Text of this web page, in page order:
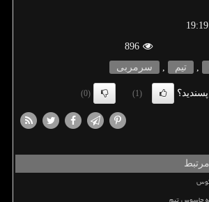
896
, تیم , سرمربی
(1)
(0)